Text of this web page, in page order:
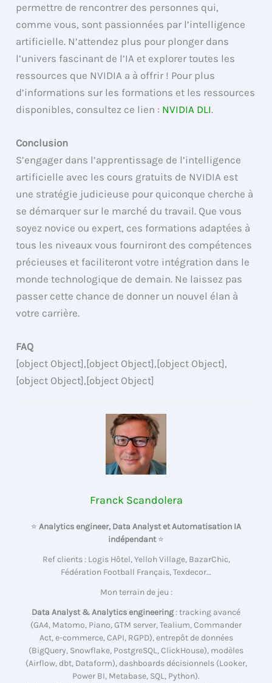
permettre de rencontrer des personnes qui,
comme vous, sont passionnées par l’intelligence
artificielle. N’attendez plus pour plonger dans
l’univers fascinant de l’IA et explorer toutes les
ressources que NVIDIA a à offrir ! Pour plus
d’informations sur les formations et les ressources
disponibles, consultez ce lien : NVIDIA DLI.
Conclusion
S’engager dans l’apprentissage de l’intelligence
artificielle avec les cours gratuits de NVIDIA est
une stratégie judicieuse pour quiconque cherche à
se démarquer sur le marché du travail. Que vous
soyez novice ou expert, ces formations adaptées à
tous les niveaux vous fourniront des compétences
précieuses et faciliteront votre intégration dans le
monde technologique de demain. Ne laissez pas
passer cette chance de donner un nouvel élan à
votre carrière.
FAQ
[object Object],[object Object],[object Object],
[object Object],[object Object]
Franck Scandolera
⭐ Analytics engineer, Data Analyst et Automatisation IA
indépendant⭐
Ref clients : Logis Hôtel, Yelloh Village, BazarChic,
Fédération Football Français, Texdecor…
Mon terrain de jeu :
Data Analyst & Analytics engineering : tracking avancé
(GA4, Matomo, Piano, GTM server, Tealium, Commander
Act, e-commerce, CAPI, RGPD), entrepôt de données
(BigQuery, Snowflake, PostgreSQL, ClickHouse), modèles
(Airflow, dbt, Dataform), dashboards décisionnels (Looker,
Power BI, Metabase, SQL, Python).